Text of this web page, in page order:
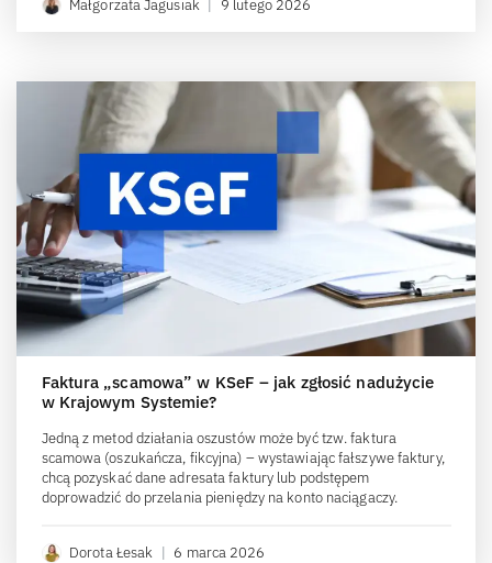
Małgorzata Jagusiak 9 lutego 2026
Faktura „scamowa” w KSeF – jak zgłosić nadużycie
w Krajowym Systemie?
Jedną z metod działania oszustów może być tzw. faktura
scamowa (oszukańcza, fikcyjna) – wystawiając fałszywe faktury,
chcą pozyskać dane adresata faktury lub podstępem
doprowadzić do przelania pieniędzy na konto naciągaczy.
Dorota Łesak | 6 marca 2026